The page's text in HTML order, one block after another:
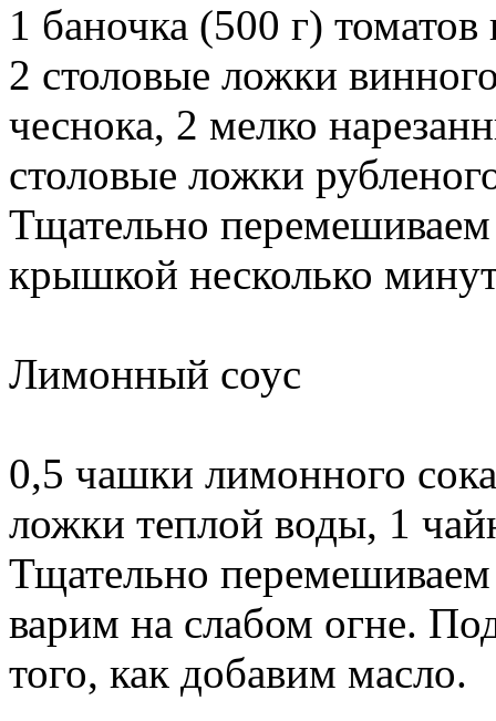
1 баночка (500 г)
2 столовые ложки
чеснока, 2 мелко
столовые ложки
Тщательно
крышкой несколько
Лимонный соус
0,5 чашки лимонного
ложки теплой воды, 1
Тщательно
варим на слабом огне.
того, как добавим масло.